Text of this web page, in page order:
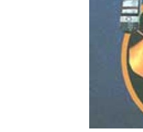
يتكون في البحر ويتركب
أو شديد الحمرة وهو
الش